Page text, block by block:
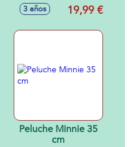
Caja
3 años 19,99 €
Peluche Minnie 35
cm